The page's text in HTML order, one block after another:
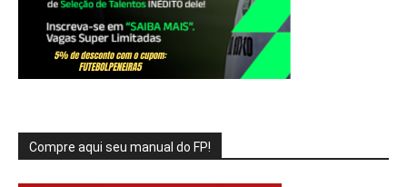
Compre aqui seu manual do FP!